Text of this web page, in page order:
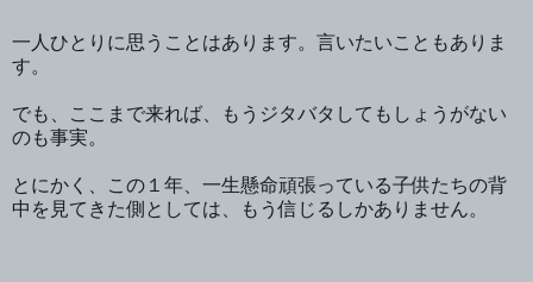
一人ひとりに思うことはあります。言いたいこともありま
す。
でも、ここまで来れば、もうジタバタしてもしょうがない
のも事実。
とにかく、この１年、一生懸命頑張っている子供たちの背
中を見てきた側としては、もう信じるしかありません。